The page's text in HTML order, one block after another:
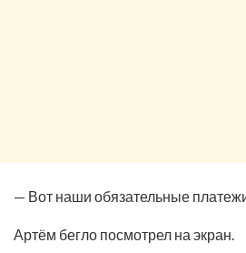
— Вот наши обязательные
Артём бегло посмотрел на экран.